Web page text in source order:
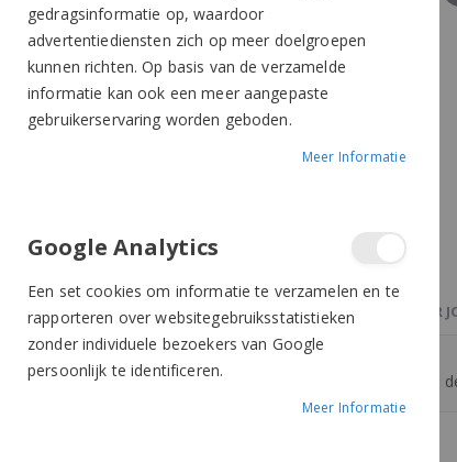
PRODUCTBESCHRIJVING
Speciaal voor Sectolin Clippers. Helpt om
OOK IETS VOOR
gedragsinformatie op, waardoor
advertentiediensten zich op meer doelgroepen
kunnen richten. Op basis van de verzamelde
informatie kan ook een meer aangepaste
gebruikerservaring worden geboden.
Meer Informatie
Google Analytics
Een set cookies om informatie te verzamelen en te
rapporteren over websitegebruiksstatistieken
zonder individuele bezoekers van Google
persoonlijk te identificeren.
Meer Informatie